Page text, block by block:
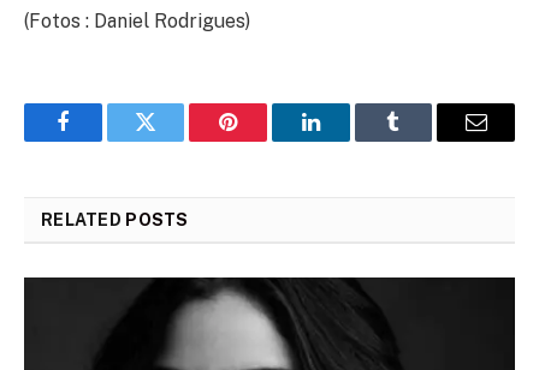
(Fotos : Daniel Rodrigues)
FacebookTwitter Pinterest LinkedInTumblr Email
RELATED POSTS